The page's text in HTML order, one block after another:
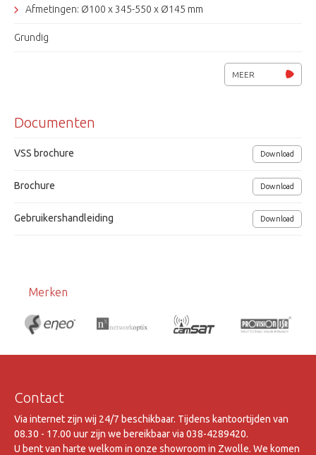
Afmetingen: Ø100 x 345-550 x Ø145 mm
Grundig
MEER
Documenten
VSS brochure Download
Brochure Download
Gebruikershandleiding Download
Merken
Contact
Via internet zijn wij 24/7 beschikbaar. Tijdens kantoortijden van
08.30 - 17.00 uur zijn we bereikbaar via 038-4289420.
U bent van harte welkom in onze showroom in Zwolle. We komen